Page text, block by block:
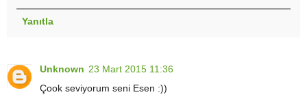
Yanıtla
Unknown 23 Mart 2015 11:36
Çook seviyorum seni Esen :))